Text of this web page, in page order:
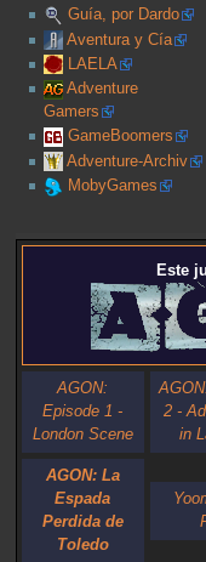
Guía, por Dardo
Aventura y Cía
LAELA
Adventure
Gamers
GameBoomers
Adventure-Archiv
MobyGames
Este
AGON:
Episode 1 -
London Scene
2 -
in
AGON: La
Espada
Perdida de
Toledo